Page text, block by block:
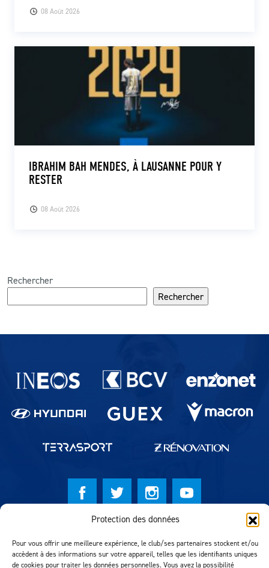
Protection des données
Pour vous offrir une meilleure expérience, le club/ses partenaires stockent et/ou
accèdent à des informations sur votre appareil, telles que les identifiants uniques
de cookies pour traiter les données personnelles. Vous avez la possibilité
08 Août 2026
08 Août 2026
IBRAHIM BAH MENDES, À LAUSANNE POUR Y
RESTER
Rechercher
Rechercher
Partenaires du lausanne-Sport
Réalisation MTM Agency